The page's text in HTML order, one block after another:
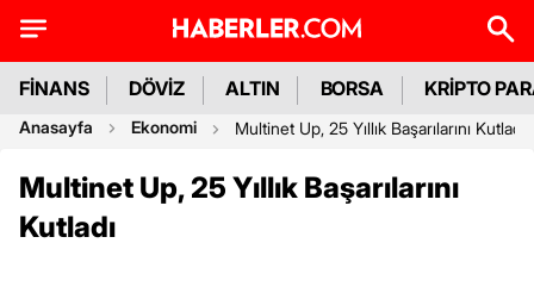
FİNANS DÖVİZ ALTIN BORSA KRİPTO
Anasayfa Ekonomi Multinet Up, 25 Yıllık Başarılarını Kutladı
Multinet Up, 25 Yıllık Başarılarını
Kutladı